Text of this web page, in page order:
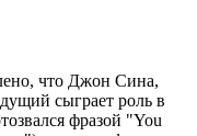
что Джон Сина,
сыграет роль в
фразой "You